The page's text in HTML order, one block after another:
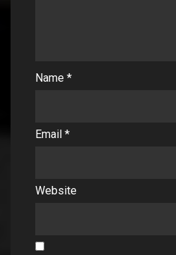
Name *
Email *
Website